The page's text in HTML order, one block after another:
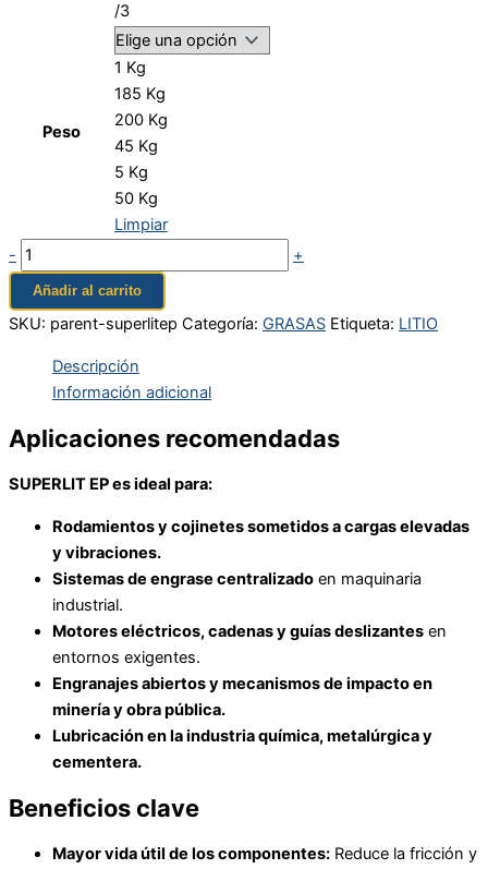
/3
Peso
1 Kg
185 Kg
200 Kg
45 Kg
5 Kg
50 Kg
Limpiar
-
+
Añadir al carrito
SKU: parent-superlitep Categoría: GRASAS Etiqueta: LITIO
Descripción
Información adicional
Aplicaciones recomendadas
SUPERLIT EP es ideal para:
Rodamientos y cojinetes sometidos a cargas elevadas
y vibraciones.
Sistemas de engrase centralizado en maquinaria
industrial.
Motores eléctricos, cadenas y guías deslizantes en
entornos exigentes.
Engranajes abiertos y mecanismos de impacto en
minería y obra pública.
Lubricación en la industria química, metalúrgica y
cementera.
Beneficios clave
Mayor vida útil de los componentes: Reduce la fricción y